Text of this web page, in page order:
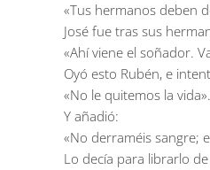
«Tus hermanos deben
José fue tras sus
«Ahí viene el soñador.
Oyó esto Rubén, e
«No le quitemos la vida».
Y añadió:
«No derraméis sangre;
Lo decía para librarlo